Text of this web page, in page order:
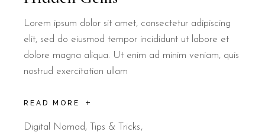
Lorem ipsum dolor sit amet, consectetur adipiscing
elit, sed do eiusmod tempor incididunt ut labore et
dolore magna aliqua. Ut enim ad minim veniam, quis
nostrud exercitation ullam
READ MORE
Digital Nomad,
Tips & Tricks